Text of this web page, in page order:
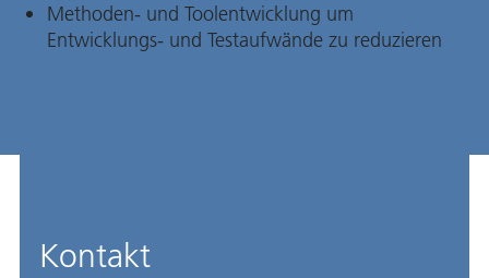
Methoden- und Toolentwicklung um
Entwicklungs- und Testaufwände zu reduzieren
Kontakt